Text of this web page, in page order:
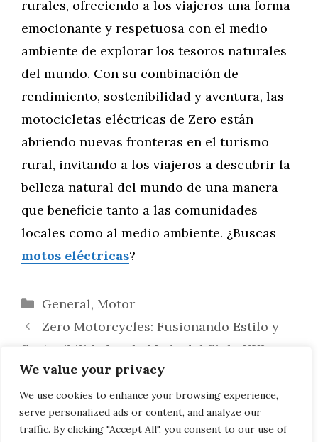
We value your privacy
We use cookies to enhance your browsing experience,
serve personalized ads or content, and analyze our
traffic. By clicking "Accept All", you consent to our use of
rurales, ofreciendo a los viajeros una forma
emocionante y respetuosa con el medio
ambiente de explorar los tesoros naturales
del mundo. Con su combinación de
rendimiento, sostenibilidad y aventura, las
motocicletas eléctricas de Zero están
abriendo nuevas fronteras en el turismo
rural, invitando a los viajeros a descubrir la
belleza natural del mundo de una manera
que beneficie tanto a las comunidades
locales como al medio ambiente. ¿Buscas
motos eléctricas?
Categorías
General, Motor
Zero Motorcycles: Fusionando Estilo y
Sostenibilidad en la Moda del Siglo XXI
Zero Motorcycles en la Gran Pantalla:
Electrizando la Industria del Cine con
Motocicletas Eléctricas